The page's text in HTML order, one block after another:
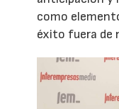
como
éxito fuera de